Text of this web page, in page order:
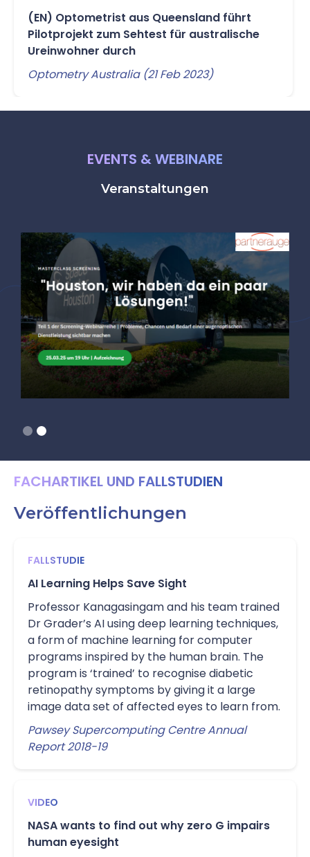
(EN) Optometrist aus Queensland führt
Pilotprojekt zum Sehtest für australische
Ureinwohner durch
Optometry Australia (21 Feb 2023)
EVENTS & WEBINARE
Veranstaltungen
Slide 2 of 2.
FACHARTIKEL UND FALLSTUDIEN
Veröffentlichungen
FALLSTUDIE
AI Learning Helps Save Sight
Professor Kanagasingam and his team trained
Dr Grader’s AI using deep learning techniques,
a form of machine learning for computer
programs inspired by the human brain. The
program is ‘trained’ to recognise diabetic
retinopathy symptoms by giving it a large
image data set of affected eyes to learn from.
Pawsey Supercomputing Centre Annual
Report 2018-19
VIDEO
NASA wants to find out why zero G impairs
human eyesight